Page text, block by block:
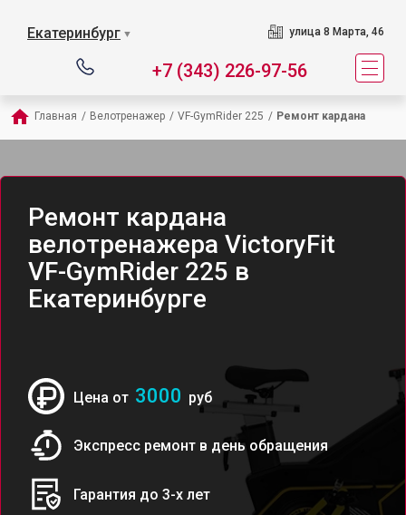
Екатеринбург ▼ улица 8 Марта, 46
+7 (343) 226-97-56
Главная / Велотренажер / VF-GymRider 225 / Ремонт кардана
Ремонт кардана
велотренажера VictoryFit
VF-GymRider 225 в
Екатеринбурге
Цена от 3000 руб
Экспресс ремонт в день обращения
Гарантия до 3-х лет